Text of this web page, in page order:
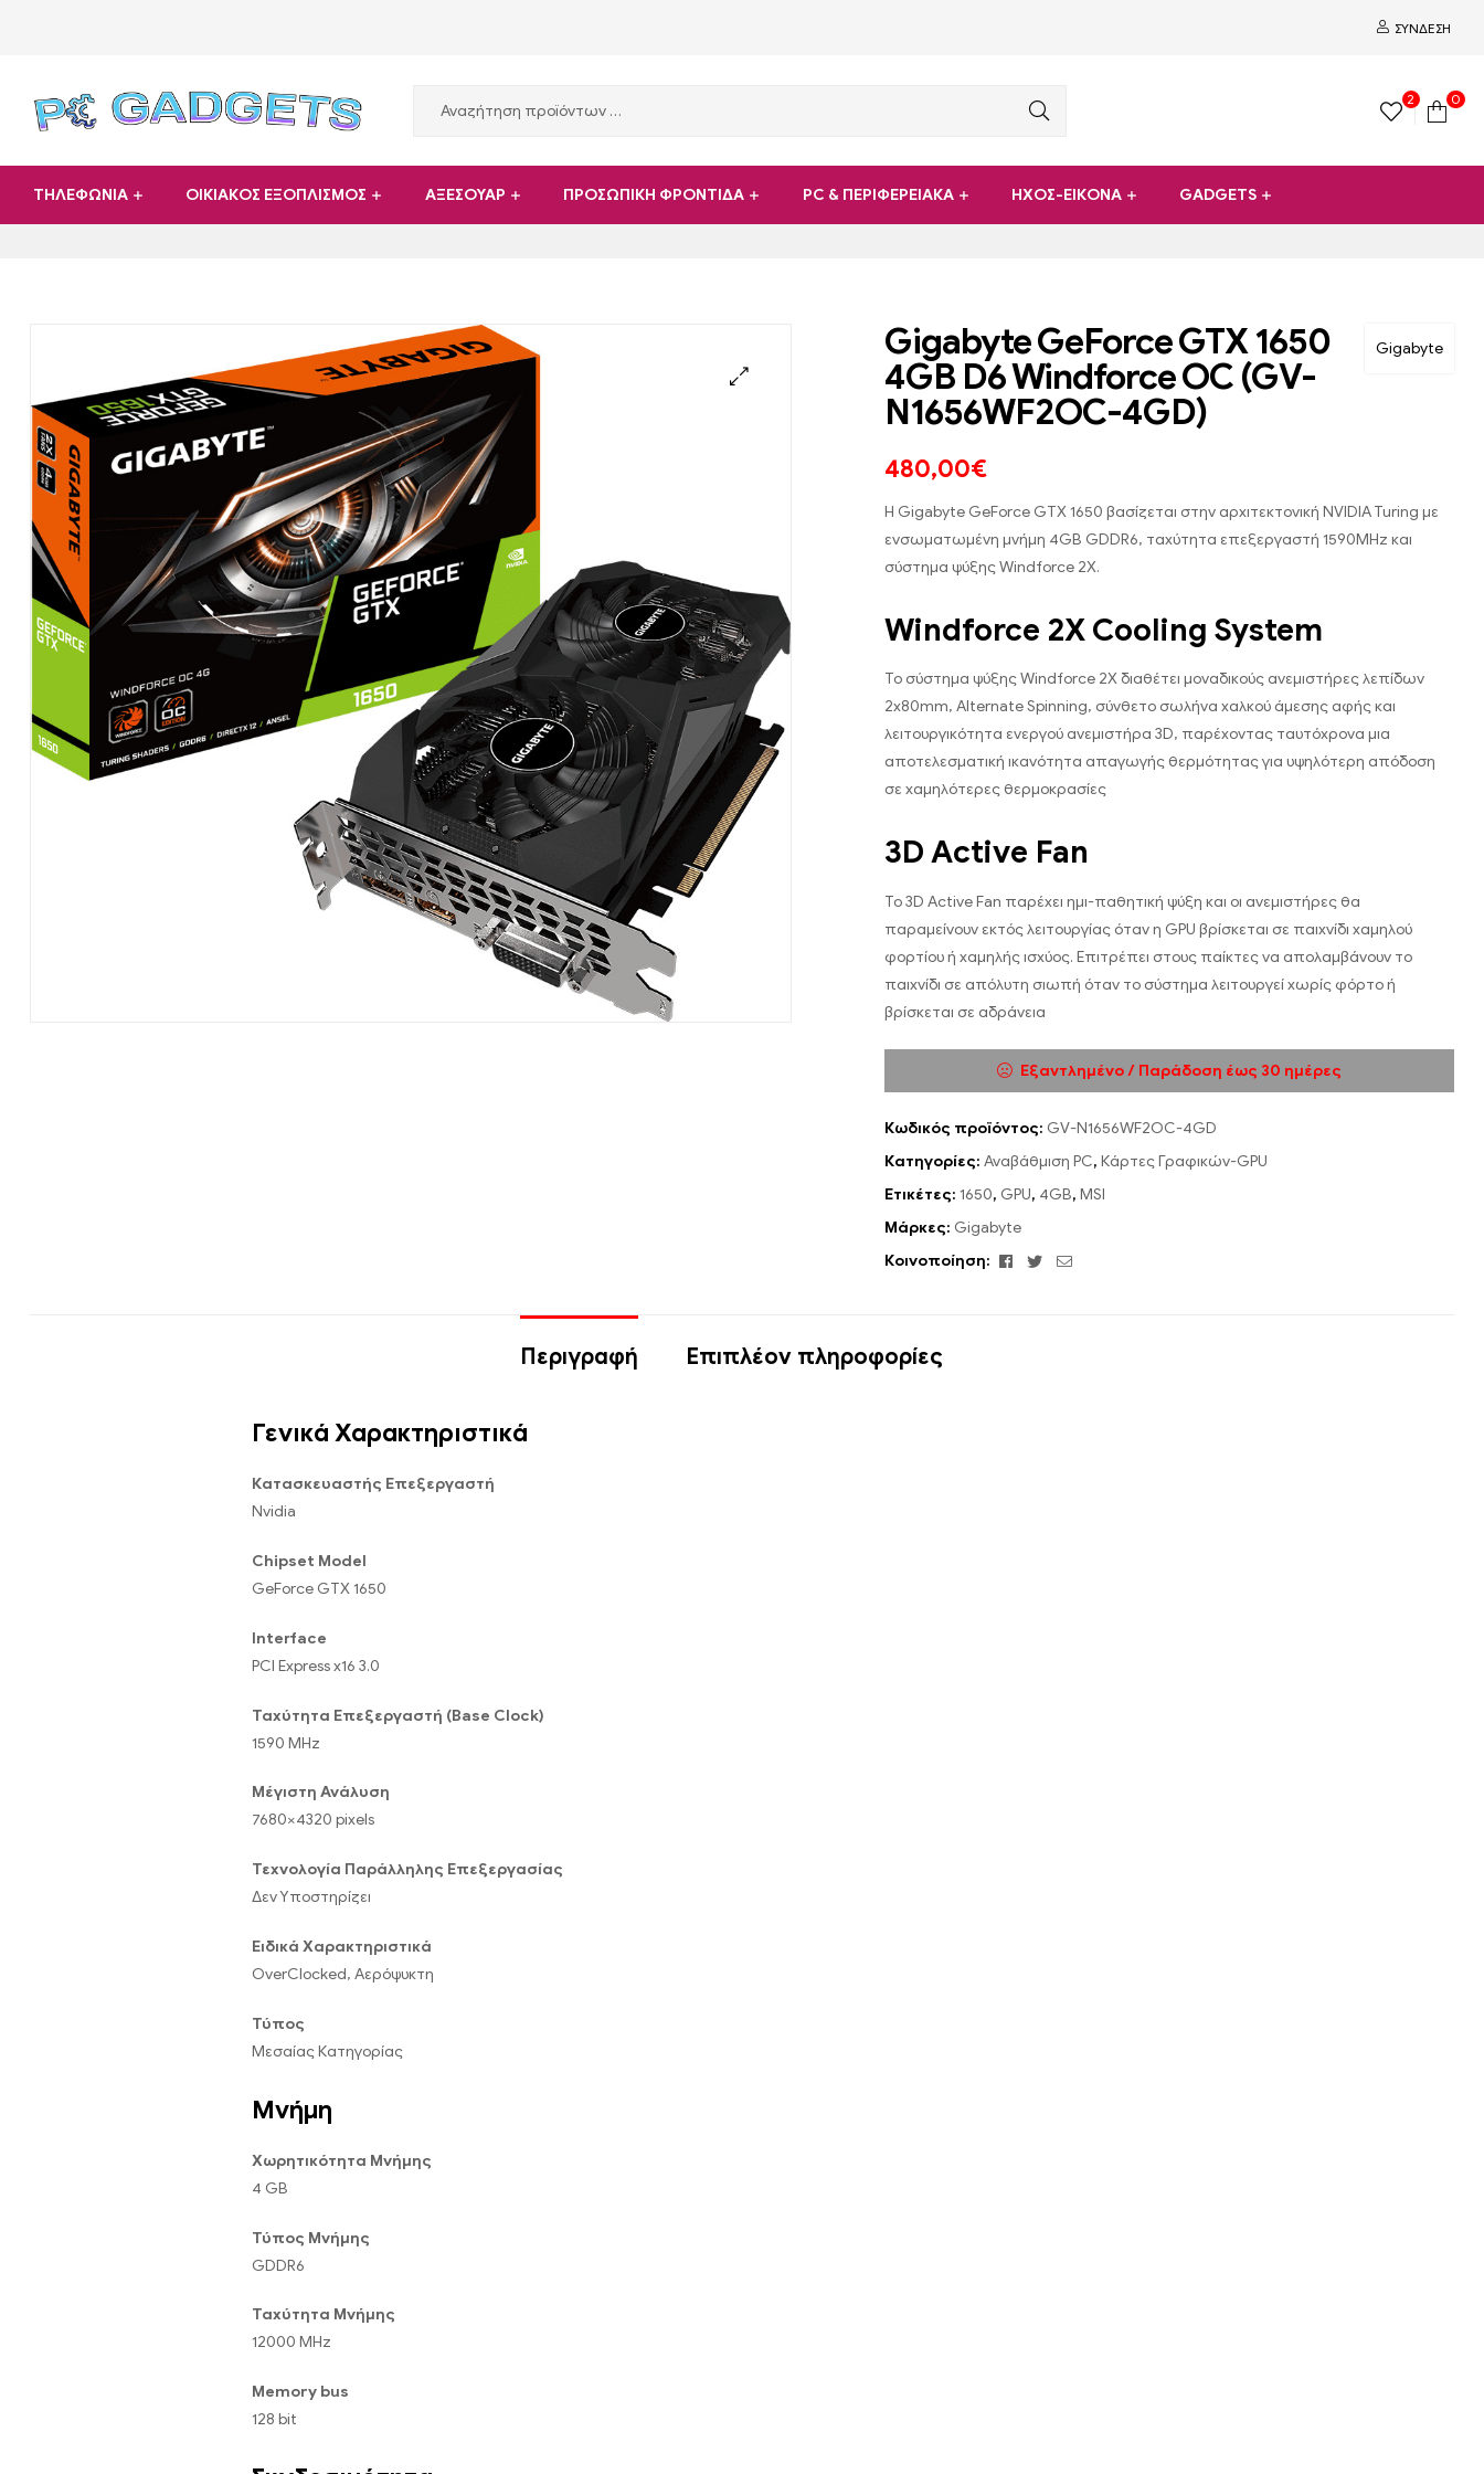
ΣΎΝΔΕΣΗ
PC
Gadgets
Hardware
|
Αναλώσιμα
Hardware
|
Αναλώσιμα
2 0
ΤΗΛΕΦΩΝΙΑ ΟΙΚΙΑΚΟΣ ΕΞΟΠΛΙΣΜΟΣ ΑΞΕΣΟΥΑΡ ΠΡΟΣΩΠΙΚΗ ΦΡΟΝΤΙΔΑ PC & ΠΕΡΙΦΕΡΕΙΑΚΑ ΗΧΟΣ-ΕΙΚΟΝΑ GADGETS
Gigabyte
Gigabyte GeForce GTX 1650
4GB D6 Windforce OC (GV-
N1656WF2OC-4GD)
480,00€
Η Gigabyte GeForce GTX 1650 βασίζεται στην αρχιτεκτονική NVIDIA Turing με
ενσωματωμένη μνήμη 4GB GDDR6, ταχύτητα επεξεργαστή 1590MHz και
σύστημα ψύξης Windforce 2X.
Windforce 2X Cooling System
Το σύστημα ψύξης Windforce 2X διαθέτει μοναδικούς ανεμιστήρες λεπίδων
2x80mm, Alternate Spinning, σύνθετο σωλήνα χαλκού άμεσης αφής και
λειτουργικότητα ενεργού ανεμιστήρα 3D, παρέχοντας ταυτόχρονα μια
αποτελεσματική ικανότητα απαγωγής θερμότητας για υψηλότερη απόδοση
σε χαμηλότερες θερμοκρασίες
3D Active Fan
Το 3D Active Fan παρέχει ημι-παθητική ψύξη και οι ανεμιστήρες θα
παραμείνουν εκτός λειτουργίας όταν η GPU βρίσκεται σε παιχνίδι χαμηλού
φορτίου ή χαμηλής ισχύος. Επιτρέπει στους παίκτες να απολαμβάνουν το
παιχνίδι σε απόλυτη σιωπή όταν το σύστημα λειτουργεί χωρίς φόρτο ή
βρίσκεται σε αδράνεια
Εξαντλημένο / Παράδοση έως 30 ημέρες
Κωδικός προϊόντος: GV-N1656WF2OC-4GD
Κατηγορίες: Αναβάθμιση PC, Κάρτες Γραφικών-GPU
Ετικέτες: 1650, GPU, 4GB, MSI
Μάρκες: Gigabyte
Κοινοποίηση:
Facebook
TwitterEmail
Περιγραφή Επιπλέον πληροφορίες
Γενικά Χαρακτηριστικά
Κατασκευαστής Επεξεργαστή
Nvidia
Chipset Model
GeForce GTX 1650
Interface
PCI Express x16 3.0
Ταχύτητα Επεξεργαστή (Base Clock)
1590 MHz
Μέγιστη Ανάλυση
7680×4320 pixels
Τεχνολογία Παράλληλης Επεξεργασίας
Δεν Υποστηρίζει
Ειδικά Χαρακτηριστικά
OverClocked, Αερόψυκτη
Τύπος
Μεσαίας Κατηγορίας
Μνήμη
Χωρητικότητα Μνήμης
4 GB
Τύπος Μνήμης
GDDR6
Ταχύτητα Μνήμης
12000 MHz
Memory bus
128 bit